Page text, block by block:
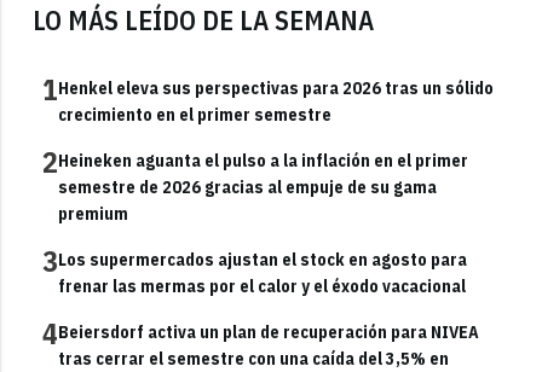
LO MÁS LEÍDO DE LA SEMANA
1Henkel eleva sus perspectivas para 2026 tras un sólido
crecimiento en el primer semestre
2Heineken aguanta el pulso a la inflación en el primer
semestre de 2026 gracias al empuje de su gama
premium
3Los supermercados ajustan el stock en agosto para
frenar las mermas por el calor y el éxodo vacacional
4Beiersdorf activa un plan de recuperación para NIVEA
tras cerrar el semestre con una caída del 3,5% en